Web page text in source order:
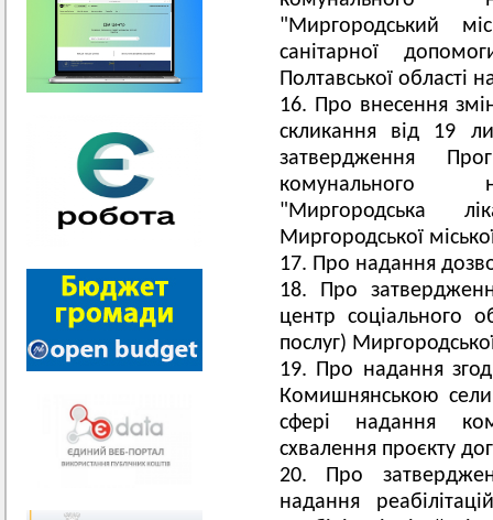
"Миргородський
санітарної
Полтавської області
Про внесення
скликання від 19
затвердження
комунального
"Миргородська
Миргородської
Про надання
Про
центр соціального
послуг)
Про надання
Комишнянською
сфері надання
схвалення проєкту
Про
надання